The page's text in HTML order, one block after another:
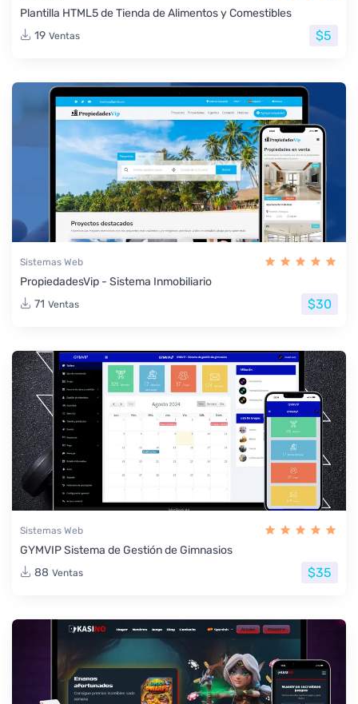
Plantilla HTML5 de Tienda de Alimentos y Comestibles
19 Ventas $5
Sistemas Web
PropiedadesVip - Sistema Inmobiliario
71 Ventas $30
Sistemas Web
GYMVIP Sistema de Gestión de Gimnasios
88 Ventas $35